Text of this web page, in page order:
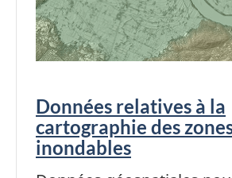
Données relatives à la
cartographie des
inondables